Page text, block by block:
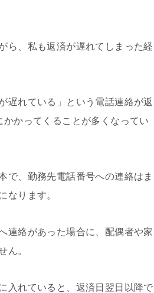
ら、私も返済が遅れてしまった経
遅れている」という電話連絡が返
かってくることが多くなってい
で、勤務先電話番号への連絡はま
なります。
連絡があった場合に、配偶者や家
ん。
入れていると、返済日翌日以降で